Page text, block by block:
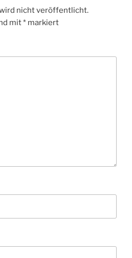
nicht veröffentlicht.
mit* markiert